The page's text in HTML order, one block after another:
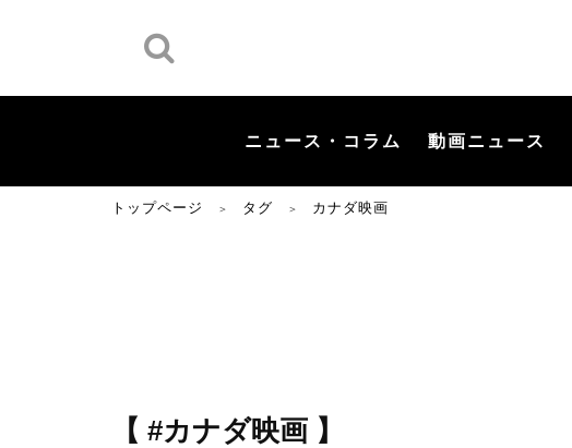
ニュース・コラム 動画ニュース
トップページ ＞ タグ ＞ カナダ映画
【 #カナダ映画 】